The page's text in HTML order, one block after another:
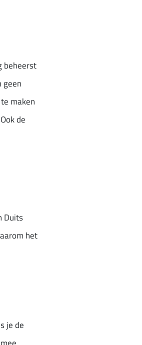
beheerst
geen
maken
de
Duits
het
je de